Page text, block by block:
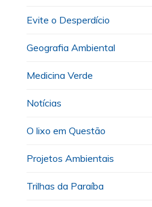
Evite o Desperdício
Geografia Ambiental
Medicina Verde
Notícias
O lixo em Questão
Projetos Ambientais
Trilhas da Paraíba